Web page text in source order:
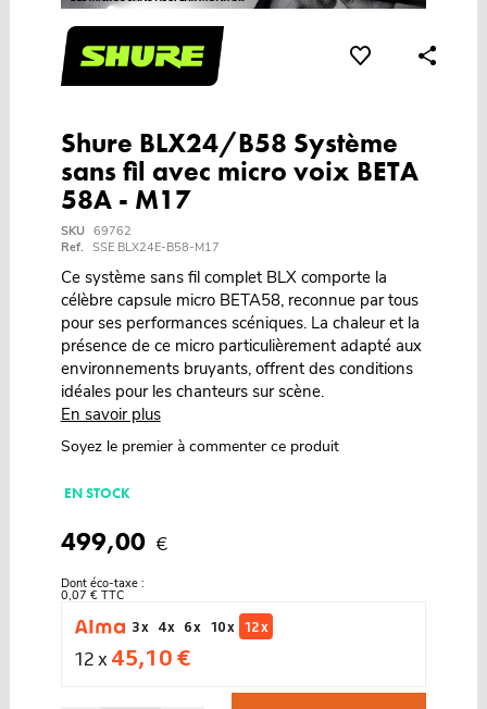
Shure BLX24/B58 Système
sans fil avec micro voix BETA
58A - M17
SKU 69762
Ref. SSE BLX24E-B58-M17
Ce système sans fil complet BLX comporte la
célèbre capsule micro BETA58, reconnue par tous
pour ses performances scéniques. La chaleur et la
présence de ce micro particulièrement adapté aux
environnements bruyants, offrent des conditions
idéales pour les chanteurs sur scène.
En savoir plus
Soyez le premier à commenter ce produit
EN STOCK
499,00 €
Dont éco-taxe :
0,07 € TTC
3 x
4 x 6 x 10 x 12 x
12 x45,10 €